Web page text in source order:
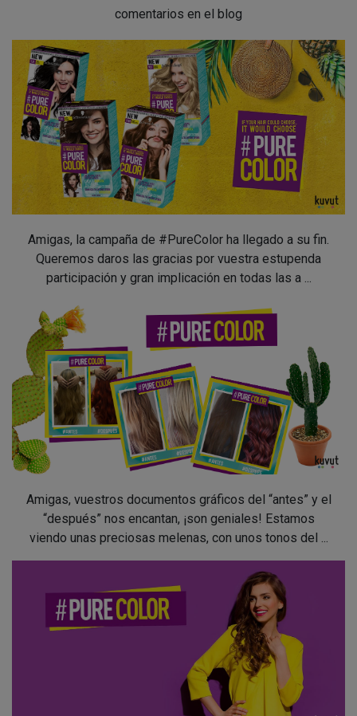
comentarios en el blog
Amigas, la campaña de #PureColor ha llegado a su fin.
Queremos daros las gracias por vuestra estupenda
participación y gran implicación en todas las a ...
Amigas, vuestros documentos gráficos del “antes” y el
“después” nos encantan, ¡son geniales! Estamos
viendo unas preciosas melenas, con unos tonos del ...